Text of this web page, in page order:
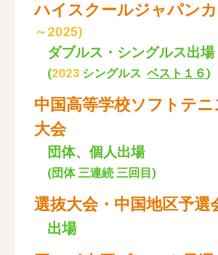
ハイスクールジャパン
～2025)
ダブルス・シングルス出場
(2023 シングルスベスト１６)
中国高等学校ソフトテ
大会
団体、個人出場
(団体 三連続 三回目)
選抜大会・中国地区予選
出場